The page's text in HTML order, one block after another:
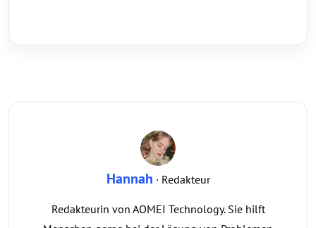
Hannah · Redakteur
Redakteurin von AOMEI Technology. Sie hilft